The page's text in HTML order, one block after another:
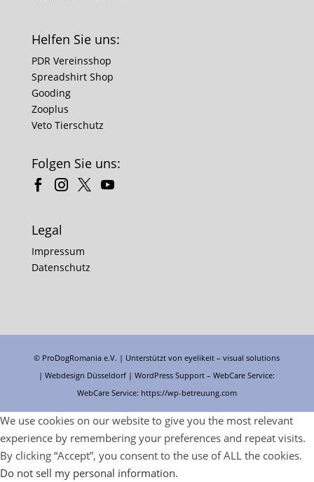
Helfen Sie uns:
PDR Vereinsshop
Spreadshirt Shop
Gooding
Zooplus
Veto Tierschutz
Folgen Sie uns:
Legal
Impressum
Datenschutz
© ProDogRomania e.V. | Unterstützt voneyelikeit – visual solutions
| Webdesign Düsseldorf |WordPress Support – WebCare Service:
WebCare Service: https://wp-betreuung.com
We use cookies on our website to give you the most relevant
experience by remembering your preferences and repeat visits.
By clicking “Accept”, you consent to the use of ALL the cookies.
Do not sell my personal information.